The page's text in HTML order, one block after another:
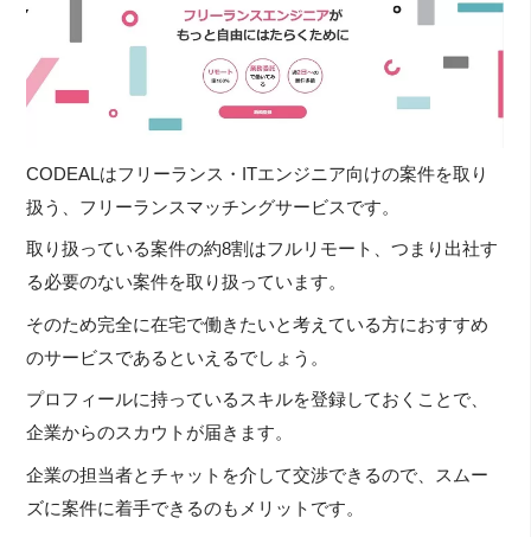
CODEALはフリーランス・ITエンジニア向けの案件を取り
扱う、フリーランスマッチングサービスです。
取り扱っている案件の約8割はフルリモート、つまり出社す
る必要のない案件を取り扱っています。
そのため完全に在宅で働きたいと考えている方におすすめ
のサービスであるといえるでしょう。
プロフィールに持っているスキルを登録しておくことで、
企業からのスカウトが届きます。
企業の担当者とチャットを介して交渉できるので、スムー
ズに案件に着手できるのもメリットです。